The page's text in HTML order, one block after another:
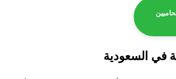
في السعودية